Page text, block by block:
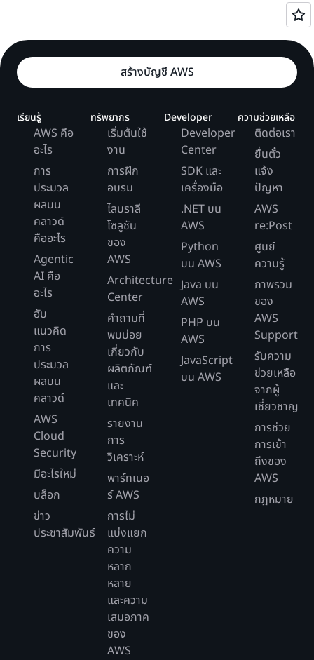
สร้างบัญชี AWS
เรียนรู้
AWS คือ
อะไร
การ
ประมวล
ผลบน
คลาวด์
คืออะไร
Agentic
AI คือ
อะไร
ฮับ
แนวคิด
การ
ประมวล
ผลบน
คลาวด์
AWS
Cloud
Security
มีอะไรใหม่
บล็อก
ข่าว
ประชาสัมพันธ์
ทรัพยากร
เริ่มต้นใช้
งาน
การฝึก
อบรม
ไลบราลี
โซลูชัน
ของ
AWS
Architecture
Center
คำถามที่
พบบ่อย
เกี่ยวกับ
ผลิตภัณฑ์
และ
เทคนิค
รายงาน
การ
วิเคราะห์
พาร์ทเนอ
ร์ AWS
การไม่
แบ่งแยก
ความ
หลาก
หลาย
และความ
เสมอภาค
ของ
AWS
Developer
Developer
Center
SDK และ
เครื่องมือ
.NET บน
AWS
Python
บน AWS
Java บน
AWS
PHP บน
AWS
JavaScript
บน AWS
ความช่วยเหลือ
ติดต่อเรา
ยื่นตั๋ว
แจ้ง
ปัญหา
AWS
re:Post
ศูนย์
ความรู้
ภาพรวม
ของ
AWS
Support
รับความ
ช่วยเหลือ
จากผู้
เชี่ยวชาญ
การช่วย
การเข้า
ถึงของ
AWS
กฎหมาย